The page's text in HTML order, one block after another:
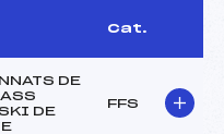
Cat.
DE
DE
FFS